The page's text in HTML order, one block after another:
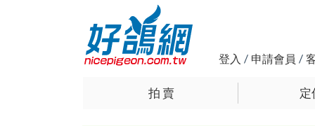
登入 / 申請會員 /
拍 賣 定